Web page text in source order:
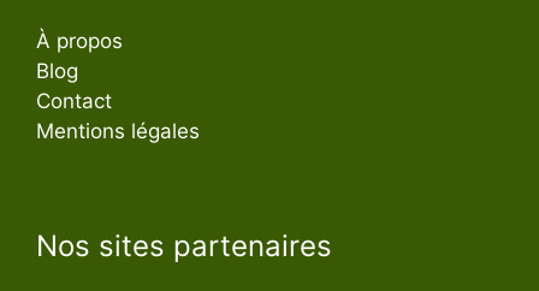
À propos
Blog
Contact
Mentions légales
Nos sites partenaires